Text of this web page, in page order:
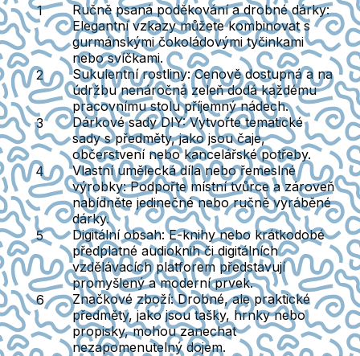
Ručně psaná poděkování a drobné dárky:
Elegantní vzkazy můžete kombinovat s
gurmánskými čokoládovými tyčinkami
nebo svíčkami.
Sukulentní rostliny: Cenově dostupná a na
údržbu nenáročná zeleň dodá každému
pracovnímu stolu příjemný nádech.
Dárkové sady DIY: Vytvořte tematické
sady s předměty, jako jsou čaje,
občerstvení nebo kancelářské potřeby.
Vlastní umělecká díla nebo řemeslné
výrobky: Podpořte místní tvůrce a zároveň
nabídněte jedinečné nebo ručně vyráběné
dárky.
Digitální obsah: E-knihy nebo krátkodobé
předplatné audioknih či digitálních
vzdělávacích platforem představují
promyšlený a moderní prvek.
Značkové zboží: Drobné, ale praktické
předměty, jako jsou tašky, hrnky nebo
propisky, mohou zanechat
nezapomenutelný dojem.